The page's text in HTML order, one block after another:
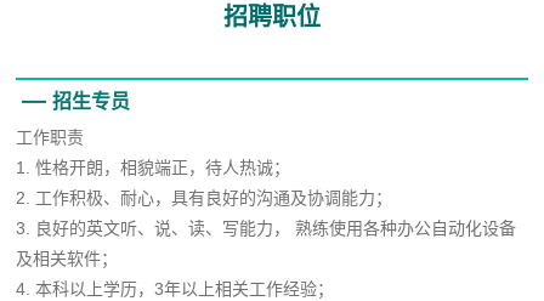
招聘职位
招生专员
工作职责
1. 性格开朗，相貌端正，待人热诚；
2. 工作积极、耐心，具有良好的沟通及协调能力；
3. 良好的英文听、说、读、写能力， 熟练使用各种办公自动化设备
及相关软件；
4. 本科以上学历，3年以上相关工作经验；